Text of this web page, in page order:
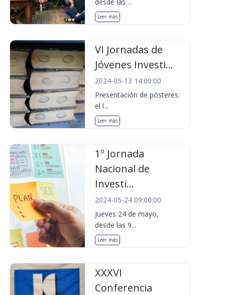
Leer más
VI Jornadas de
Jóvenes Investi...
2024-05-13 14:00:00
Presentación de pósteres:
el l...
Leer más
1º Jornada
Nacional de
Investi...
2024-05-24 09:00:00
Jueves 24 de mayo,
desde las 9...
Leer más
XXXVI
Conferencia